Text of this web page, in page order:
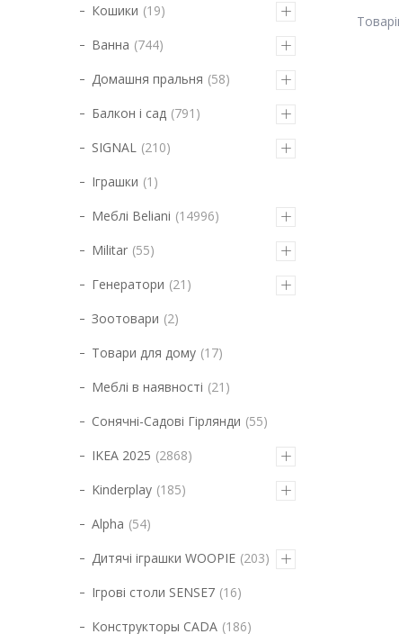
Кошики 19
Ванна 744
Домашня пральня 58
Балкон і сад 791
SIGNAL 210
Іграшки 1
Меблі Beliani 14996
Militar 55
Генератори 21
Зоотовари 2
Товари для дому 17
Меблі в наявності 21
Сонячні-Садові Гірлянди 55
IKEA 2025 2868
Kinderplay 185
Alpha 54
Дитячі іграшки WOOPIE 203
Ігрові столи SENSE7 16
Конструкторы CADA 186